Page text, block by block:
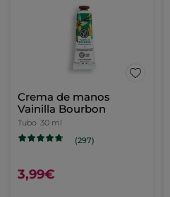
Jabón Líquido de
Manos Avena & Trigo
Sarraceno
Frasco 190 ml
(242)
4,99€